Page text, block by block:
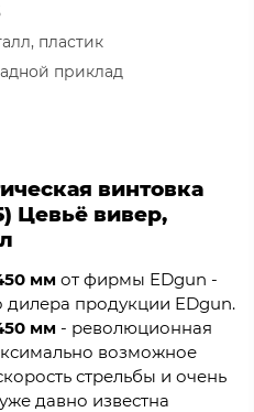
пластик
приклад
винтовка
Цевьё вивер,
мм от фирмы EDgun -
продукции EDgun.
мм - революционная
возможное
стрельбы и очень
давно известна